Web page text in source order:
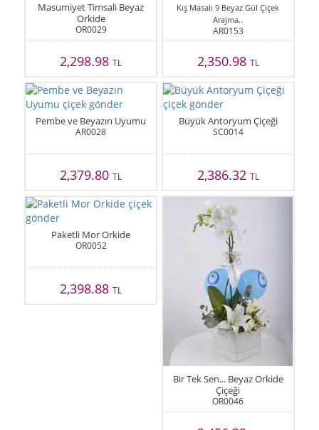
Masumiyet Timsali Beyaz
Orkide
OR0029
2,298.98TL
Kış Masalı 9 Beyaz Gül Çiçek
Arajma..
AR0153
2,350.98 TL
Pembe ve Beyazın Uyumu
AR0028
2,379.80TL
Büyük Antoryum Çiçeği
SC0014
2,386.32 TL
Paketli Mor Orkide
OR0052
2,398.88TL
Bir Tek Sen... Beyaz Orkide
Çiçeği
OR0046